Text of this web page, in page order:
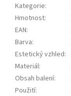
Kategorie:
Hmotnost:
EAN:
Barva:
Estetický vzhled:
Materiál:
Obsah balení:
Použití: